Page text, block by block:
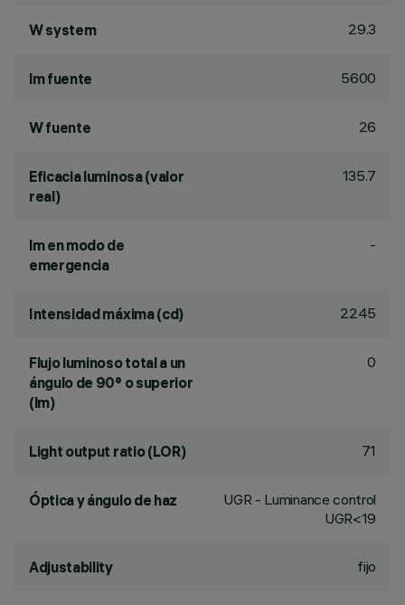
W system 29.3
lm fuente 5600
W fuente 26
Eficacia luminosa (valor
real)
135.7
lm en modo de
emergencia
-
Intensidad máxima (cd) 2245
Flujo luminoso total a un
ángulo de 90° o superior
(lm)
0
Light output ratio (LOR) 71
Óptica y ángulo de haz
UGR - Luminance control
UGR<19
Adjustability fijo